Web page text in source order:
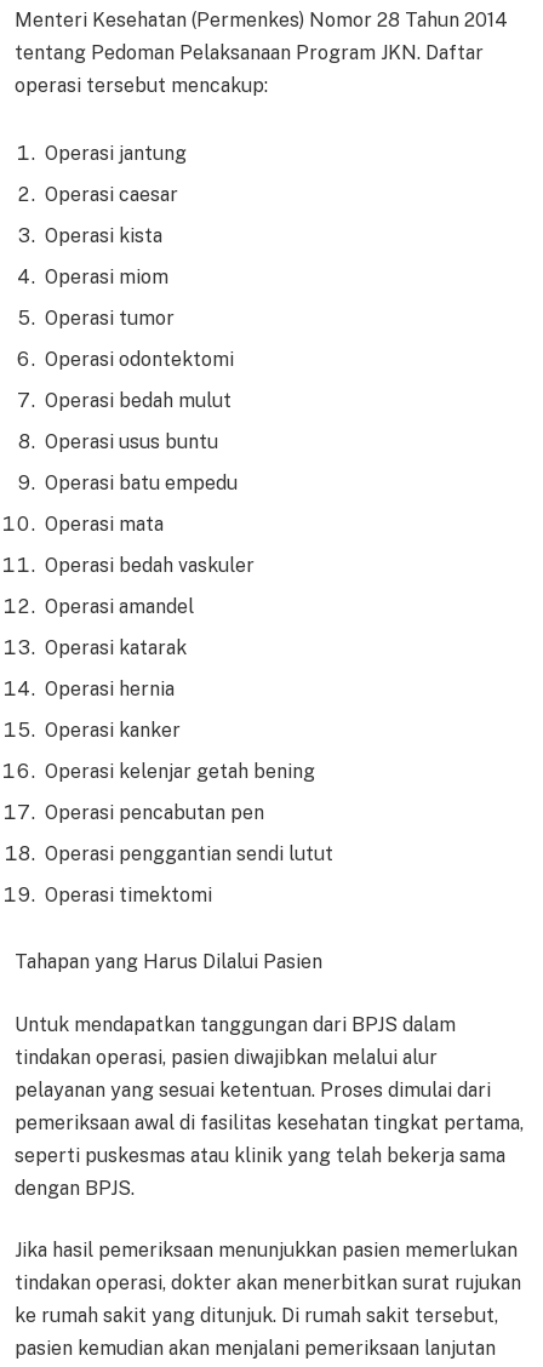
Menteri Kesehatan (Permenkes) Nomor 28 Tahun 2014
tentang Pedoman Pelaksanaan Program JKN. Daftar
operasi tersebut mencakup:
Operasi jantung
Operasi caesar
Operasi kista
Operasi miom
Operasi tumor
Operasi odontektomi
Operasi bedah mulut
Operasi usus buntu
Operasi batu empedu
Operasi mata
Operasi bedah vaskuler
Operasi amandel
Operasi katarak
Operasi hernia
Operasi kanker
Operasi kelenjar getah bening
Operasi pencabutan pen
Operasi penggantian sendi lutut
Operasi timektomi
Tahapan yang Harus Dilalui Pasien
Untuk mendapatkan tanggungan dari BPJS dalam
tindakan operasi, pasien diwajibkan melalui alur
pelayanan yang sesuai ketentuan. Proses dimulai dari
pemeriksaan awal di fasilitas kesehatan tingkat pertama,
seperti puskesmas atau klinik yang telah bekerja sama
dengan BPJS.
Jika hasil pemeriksaan menunjukkan pasien memerlukan
tindakan operasi, dokter akan menerbitkan surat rujukan
ke rumah sakit yang ditunjuk. Di rumah sakit tersebut,
pasien kemudian akan menjalani pemeriksaan lanjutan